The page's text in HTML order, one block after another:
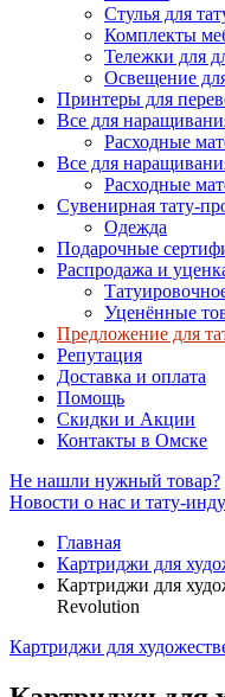
Стулья для
Комплекты
Тележки для
Освещение
Принтеры для
Все для
Расходные
Все для
Расходные
Сувенирная тату-
Одежда
Подарочные
Распродажа и
Уценённые
Предложение для
Репутация
Доставка и оплата
Помощь
Скидки и Акции
Контакты в Омске
Не нашли нужный товар?
Новости о нас и тату-
Главная
Картриджи для
Картриджи для
Revolution
Картриджи для